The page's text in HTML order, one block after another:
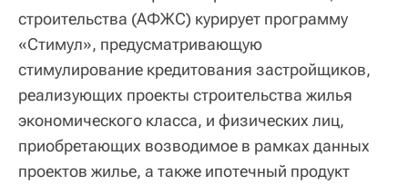
строительства (АФЖС) курирует программу
«Стимул», предусматривающую
стимулирование кредитования застройщиков,
реализующих проекты строительства жилья
экономического класса, и физических лиц,
приобретающих возводимое в рамках данных
проектов жилье, а также ипотечный продукт